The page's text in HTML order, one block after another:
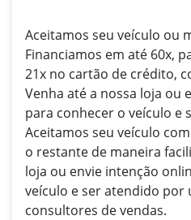
Aceitamos seu veículo ou
Financiamos em até 60x,
21x no cartão de crédito,
Venha até a nossa loja ou
para conhecer o veículo e
Aceitamos seu veículo
o restante de maneira
loja ou envie intenção
veículo e ser atendido por
consultores de vendas.